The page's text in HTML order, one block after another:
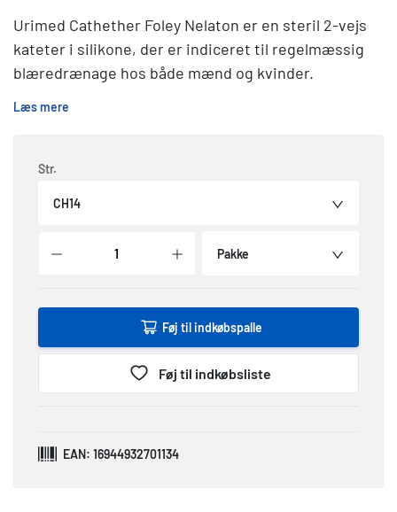
Urimed Cathether Foley Nelaton er en steril 2-vejs
kateter i silikone, der er indiceret til regelmæssig
blæredrænage hos både mænd og kvinder.
Læs mere
Str.
CH14
Pakke
Føj til indkøbspalle
Føj til indkøbsliste
EAN: 16944932701134